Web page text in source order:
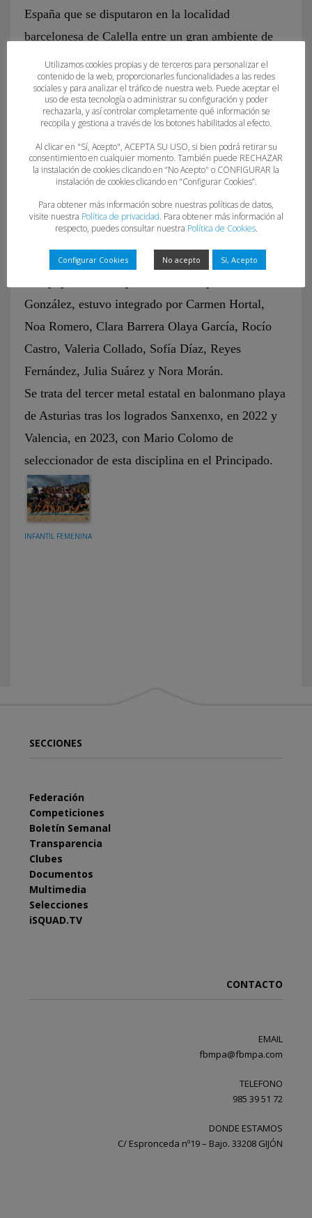
España que se disputaron en la localidad
barcelonesa de Calella entre un gran ambiente de
público y aficionados.
Tras perder en el desempate de la semifinales el
pasado martes frente a la potente selección de
Cataluña, las asturianas, que solo han perdido un
set de todo el torneo, vencieron con gran
superioridad al combinado de Castilla-La Mancha
Resultado que pone las bases para el futuro y el
crecimiento de esta modalidad que ha ganado en
los últimos años grandes adeptos y popularidad.
González, estuvo integrado por Carmen Hortal,
Noa Romero, Clara Barrera Olaya García, Rocío
Castro, Valeria Collado, Sofía Díaz, Reyes
Fernández, Julia Suárez y Nora Morán.
Se trata del tercer metal estatal en balonmano playa
de Asturias tras los logrados Sanxenxo, en 2022 y
Valencia, en 2023, con Mario Colomo de
seleccionador de esta disciplina en el Principado.
INFANTIL FEMENINA
SECCIONES
Federación
Competiciones
Boletín Semanal
Transparencia
Clubes
Documentos
Multimedia
Selecciones
iSQUAD.TV
CONTACTO
EMAIL
fbmpa@fbmpa.com
TELEFONO
985 39 51 72
DONDE ESTAMOS
C/ Espronceda nº19 – Bajo. 33208 GIJÓN
Utilizamos cookies propias y de terceros para personalizar el
contenido de la web, proporcionarles funcionalidades a las redes
sociales y para analizar el tráfico de nuestra web. Puede aceptar el
uso de esta tecnología o administrar su configuración y poder
rechazarla, y así controlar completamente qué información se
recopila y gestiona a través de los botones habilitados al efecto.
Al clicar en "Sí, Acepto", ACEPTA SU USO, si bien podrá retirar su
consentimiento en cualquier momento. También puede RECHAZAR
la instalación de cookies clicando en “No Acepto" o CONFIGURAR la
instalación de cookies clicando en “Configurar Cookies”.
Para obtener más información sobre nuestras políticas de datos,
visite nuestra Política de privacidad. Para obtener más información al
respecto, puedes consultar nuestra Política de Cookies.
Configurar Cookies No acepto Sí, Acepto